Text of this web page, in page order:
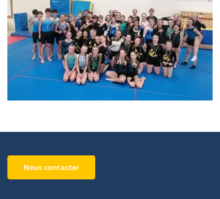
Nous contacter